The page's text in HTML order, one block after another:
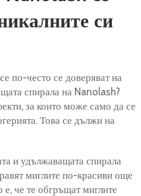
си
по-често се доверяват на
спирала на Nanolash?
за които може само да се
Това се дължи на
и удължаващата спирала
миглите по-красиви още
че те обгръщат миглите